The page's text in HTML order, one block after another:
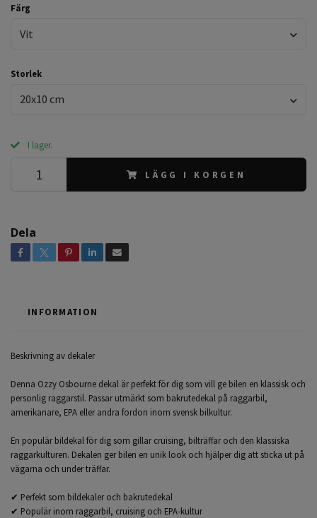
Färg
Vit
Storlek
20x10 cm
I lager.
LÄGG I KORGEN
Dela
INFORMATION
Beskrivning av dekaler
Denna Ozzy Osbourne dekal är perfekt för dig som vill ge bilen en klassisk och
personlig raggarstil. Passar utmärkt som bakrutedekal på raggarbil,
amerikanare, EPA eller andra fordon inom svensk bilkultur.
En populär bildekal för dig som gillar cruising, bilträffar och den klassiska
raggarkulturen. Dekalen ger bilen en unik look och hjälper dig att sticka ut på
vägarna och under träffar.
✔ Perfekt som bildekaler och bakrutedekal
✔ Populär inom raggarbil, cruising och EPA-kultur